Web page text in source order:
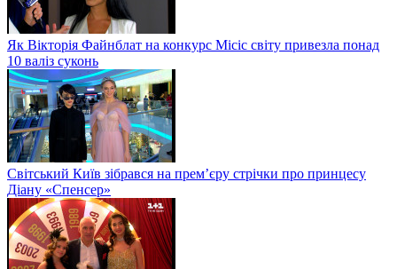
Як Вікторія Файнблат на конкурс Місіс світу привезла понад
10 валіз суконь
Світський Київ зібрався на прем’єру стрічки про принцесу
Діану «Спенсер»